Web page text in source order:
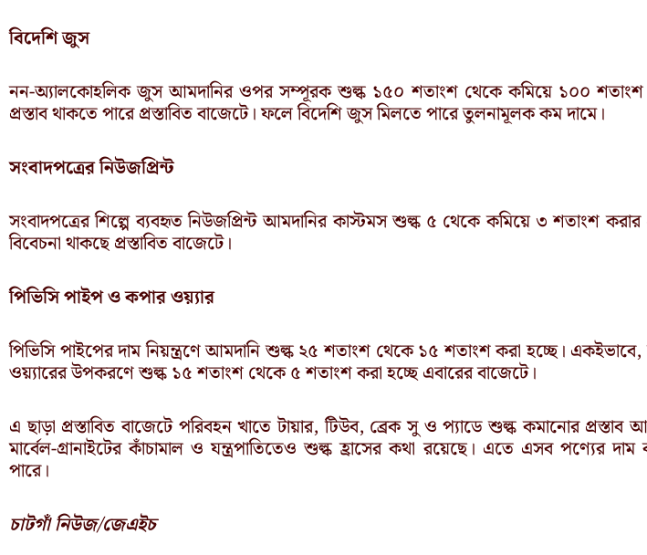
বিদেশি জুস
নন-অ্যালকোহলিক জুস আমদানির ওপর সম্পূরক শুল্ক ১৫০ শতাংশ থেকে কমিয়ে ১০০ শতাংশ
প্রস্তাব থাকতে পারে প্রস্তাবিত বাজেটে। ফলে বিদেশি জুস মিলতে পারে তুলনামূলক কম দামে।
সংবাদপত্রের নিউজপ্রিন্ট
সংবাদপত্রের শিল্পে ব্যবহৃত নিউজপ্রিন্ট আমদানির কাস্টমস শুল্ক ৫ থেকে কমিয়ে ৩ শতাংশ করার
বিবেচনা থাকছে প্রস্তাবিত বাজেটে।
পিভিসি পাইপ ও কপার ওয়্যার
পিভিসি পাইপের দাম নিয়ন্ত্রণে আমদানি শুল্ক ২৫ শতাংশ থেকে ১৫ শতাংশ করা হচ্ছে।
ওয়্যারের উপকরণে শুল্ক ১৫ শতাংশ থেকে ৫ শতাংশ করা হচ্ছে এবারের বাজেটে।
এ ছাড়া প্রস্তাবিত বাজেটে পরিবহন খাতে টায়ার, টিউব, ব্রেক সু ও প্যাডে শুল্ক কমানোর প্রস্তাব
মার্বেল-গ্রানাইটের কাঁচামাল ও যন্ত্রপাতিতেও শুল্ক হ্রাসের কথা রয়েছে। এতে এসব পণ্যের
পারে।
চাটগাঁ নিউজ/জেএইচ